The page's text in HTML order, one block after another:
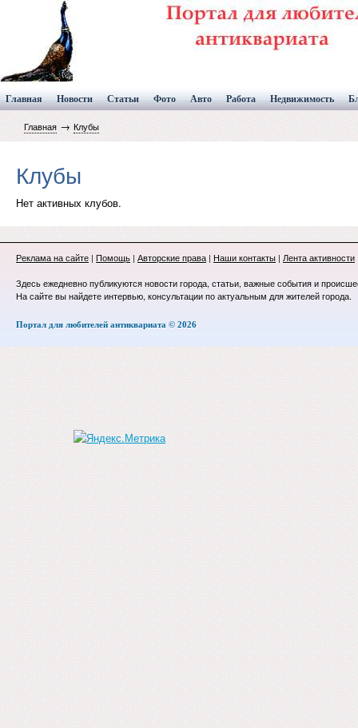
Главная Новости Статьи Фото Авто Работа Недвижимость
Главная → Клубы
Клубы
Нет активных клубов.
Реклама на сайте | Помощь | Авторские права | Наши контакты | Лента активности
Здесь ежедневно публикуются новости города, статьи, важные события и
На сайте вы найдете интервью, консультации по актуальным для жителей города.
Портал для любителей антиквариата © 2026